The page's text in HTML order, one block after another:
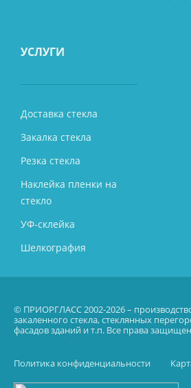
УСЛУГИ
Доставка стекла
Закалка стекла
Резка стекла
Наклейка пленки на
стекло
УФ-склейка
Шелкография
© ПРИОРГЛАСС 2002-2026 –
закаленного стекла, стеклянных
фасадов зданий и т.п. Все права
Политика конфиденциальности